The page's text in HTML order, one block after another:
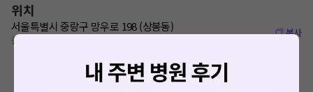
위치
서울특별시 중랑구 망우로 198 (상봉동)
중랑역 200m
복사